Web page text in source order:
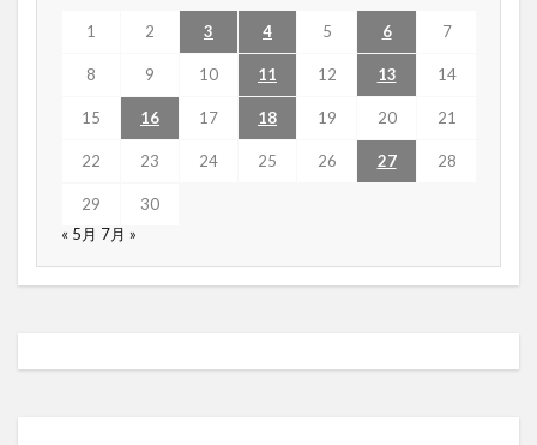
1 2 3 4 5 6 7
8 9 10 11 12 13 14
15 16 17 18 19 20 21
22 23 24 25 26 27 28
29
30
« 5月 7月 »